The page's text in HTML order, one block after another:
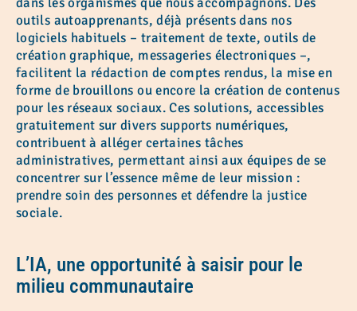
outils autoapprenants, déjà présents dans nos
logiciels habituels – traitement de texte, outils de
création graphique, messageries électroniques –,
facilitent la rédaction de comptes rendus, la mise en
forme de brouillons ou encore la création de contenus
pour les réseaux sociaux. Ces solutions, accessibles
gratuitement sur divers supports numériques,
contribuent à alléger certaines tâches
administratives, permettant ainsi aux équipes de se
concentrer sur l’essence même de leur mission :
prendre soin des personnes et défendre la justice
sociale.
L’IA, une opportunité à saisir pour le
milieu communautaire